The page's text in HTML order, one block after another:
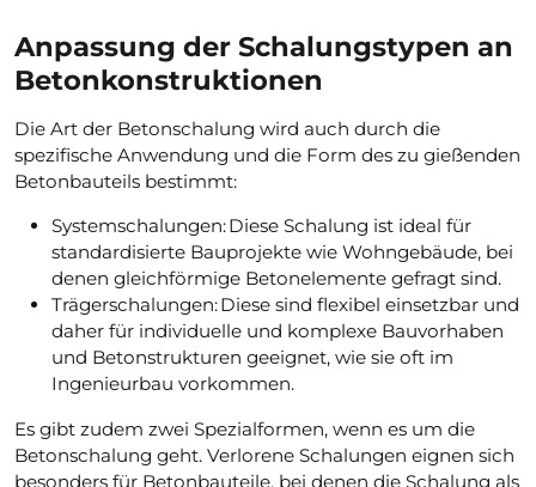
Anpassung der Schalungstypen an
Betonkonstruktionen
Die Art der Betonschalung wird auch durch die
spezifische Anwendung und die Form des zu gießenden
Betonbauteils bestimmt:
Systemschalungen: Diese Schalung ist ideal für
standardisierte Bauprojekte wie Wohngebäude, bei
denen gleichförmige Betonelemente gefragt sind.
Trägerschalungen: Diese sind flexibel einsetzbar und
daher für individuelle und komplexe Bauvorhaben
und Betonstrukturen geeignet, wie sie oft im
Ingenieurbau vorkommen.
Es gibt zudem zwei Spezialformen, wenn es um die
Betonschalung geht. Verlorene Schalungen eignen sich
besonders für Betonbauteile, bei denen die Schalung als